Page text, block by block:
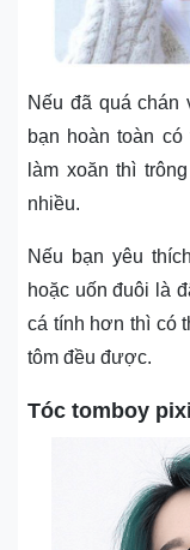
Nếu đã quá chán
bạn hoàn toàn
làm xoăn thì
nhiều.
Nếu bạn yêu
hoặc uốn đuôi là
cá tính hơn thì có
tôm đều được.
Tóc tomboy